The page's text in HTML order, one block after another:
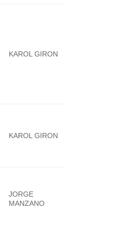
KAROL GIRON
KAROL GIRON
JORGE
MANZANO